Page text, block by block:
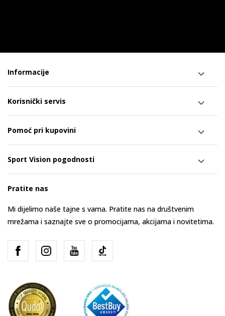
Informacije
Korisnički servis
Pomoć pri kupovini
Sport Vision pogodnosti
Pratite nas
Mi dijelimo naše tajne s vama. Pratite nas na društvenim
mrežama i saznajte sve o promocijama, akcijama i novitetima.